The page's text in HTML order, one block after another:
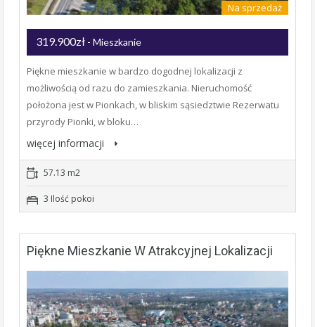
Na sprzedaż
319.900zł - Mieszkanie
Piękne mieszkanie w bardzo dogodnej lokalizacji z
możliwością od razu do zamieszkania. Nieruchomość
położona jest w Pionkach, w bliskim sąsiedztwie Rezerwatu
przyrody Pionki, w bloku…
więcej informacji
57.13 m2
3 Ilość pokoi
Piękne Mieszkanie W Atrakcyjnej Lokalizacji